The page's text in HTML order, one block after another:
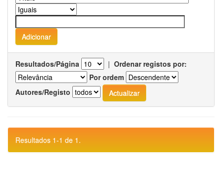
Resultados/Página | Ordenar registos por:
Por ordem
Autores/Registo
Resultados 1-1 de 1.